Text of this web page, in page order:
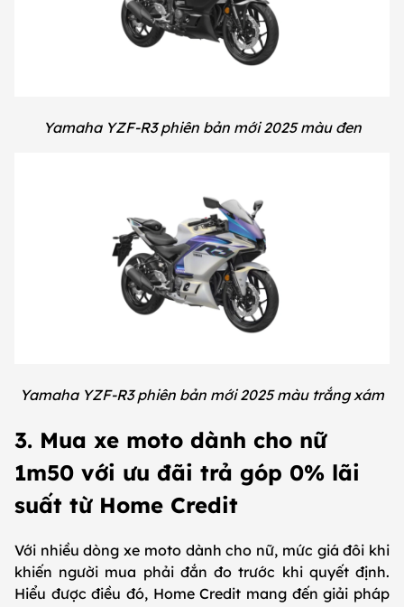
Yamaha YZF-R3 phiên bản mới 2025 màu đen
Yamaha YZF-R3 phiên bản mới 2025 màu trắng xám
3. Mua xe moto dành cho nữ
1m50 với ưu đãi trả góp 0% lãi
suất từ Home Credit
Với nhiều dòng xe moto dành cho nữ, mức giá đôi khi
khiến người mua phải đắn đo trước khi quyết định.
Hiểu được điều đó, Home Credit mang đến giải pháp